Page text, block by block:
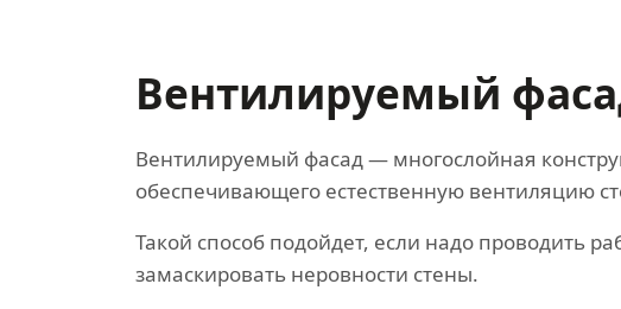
Вентилируемый
Вентилируемый фасад — многослойная
обеспечивающего естественную вентиляцию
Такой способ подойдет, если надо проводить
замаскировать неровности стены.